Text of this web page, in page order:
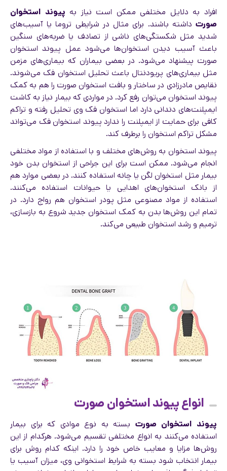
افراد به دلایل مختلفی ممکن است نیاز به پیوند استخوان
صورت داشته باشند. برای مثال در شرایطی تروما یا آسیب‌های
شدید مثل شکستگی‌های ناشی از تصادف یا ضربه‌های سنگین
باعث آسیب دیدن استخوان‌ها می‌شود عمل پیوند استخوان
صورت پیشنهاد می‌شود. در بعضی بیماران که بیماری‌های مزمن
مثل بیماری‌های پریودنتال باعث تحلیل استخوان فک می‌شوند.
نقایص مادرزادی در ساختار و بافت استخوان صورت را هم به کمک
پیوند استخوان می‌توان رفع کرد. در مواردی که بیمار نیاز به کاشت
ایمپلنت‌های دندانی دارد اما استخوان فک وی تحلیل رفته و تراکم
کافی برای حمایت از ایمپلنت را ندارد پیوند استخوان فک می‌تواند
مشکل تراکم استخوان را برطرف کند.
پیوند استخوان به روش‌های مختلف و با استفاده از مواد مختلفی
انجام می‌شود. ممکن است برای این جراحی از استخوان بدن خود
بیمار مثل استخوان لگن یا چانه استفاده کنند. در بعضی موارد هم
از بانک استخوان‌های اهدایی یا حیوانات استفاده می‌کنند.
استفاده از مواد مصنوعی مثل پودر استخوان هم رواج دارد. در
تمام این روش‌ها بدن به کمک استخوان جدید شروع به بازسازی،
ترمیم و رشد استخوان طبیعی می‌کند.
انواع پیوند استخوان صورت
پیوند استخوان صورت بسته به نوع موادی که برای بیمار
استفاده می‌کنند به انواع مختلفی تقسیم می‌شود. هرکدام از این
روش‌ها مزایا و معایب خاص خود را دارد. اینکه کدام روش برای
بیمار انتخاب شود بسته به شرایط استخوانی وی، میزان آسیب یا